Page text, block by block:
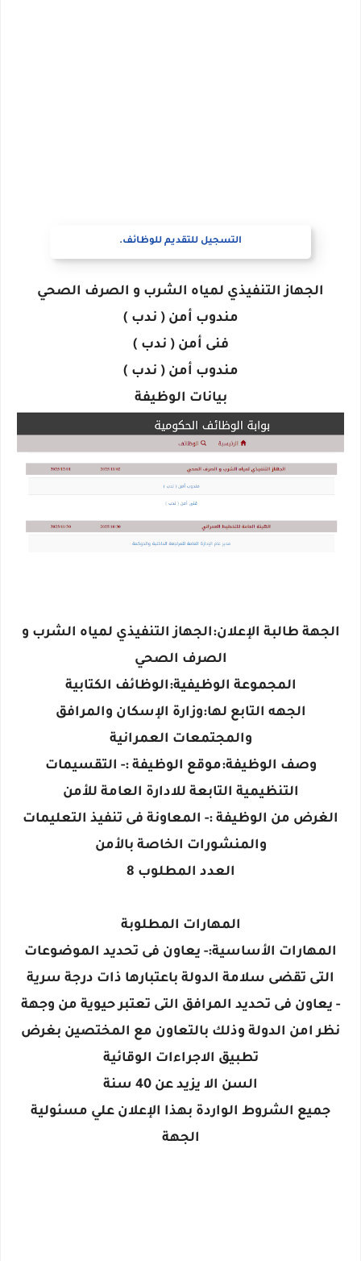
التسجيل للتقديم للوظائف.
الجهاز التنفيذي لمياه الشرب و الصرف الصحي
مندوب أمن ( ندب )
فنى أمن ( ندب )
مندوب أمن ( ندب )
بيانات الوظيفة
الجهة طالبة الإعلان:الجهاز التنفيذي لمياه الشرب و
الصرف الصحي
المجموعة الوظيفية:الوظائف الكتابية
الجهه التابع لها:وزارة الإسكان والمرافق
والمجتمعات العمرانية
وصف الوظيفة:موقع الوظيفة :- التقسيمات
التنظيمية التابعة للادارة العامة للأمن
الغرض من الوظيفة :- المعاونة فى تنفيذ التعليمات
والمنشورات الخاصة بالأمن
العدد المطلوب 8
المهارات المطلوبة
المهارات الأساسية:- يعاون فى تحديد الموضوعات
التى تقضى سلامة الدولة باعتبارها ذات درجة سرية
- يعاون فى تحديد المرافق التى تعتبر حيوية من وجهة
نظر امن الدولة وذلك بالتعاون مع المختصين بغرض
تطبيق الاجراءات الوقائية
السن الا يزيد عن 40 سنة
جميع الشروط الواردة بهذا الإعلان علي مسئولية
الجهة